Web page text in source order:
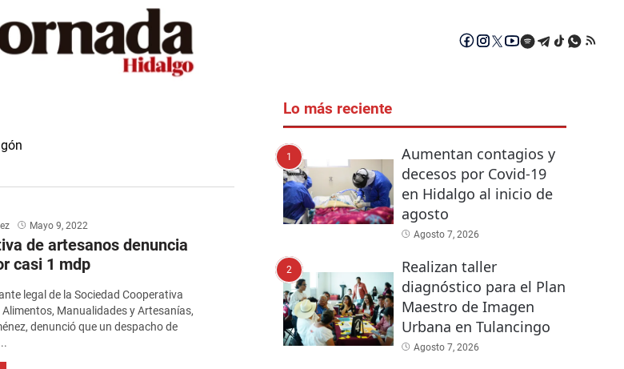
Mayo 9, 2022
de artesanos denuncia
casi 1 mdp
legal de la Sociedad Cooperativa
Manualidades y Artesanías,
denunció que un despacho de
Lo más reciente
1
Aumentan contagios y
decesos por Covid-19
en Hidalgo al inicio de
agosto
Agosto 7, 2026
2
Realizan taller
diagnóstico para el Plan
Maestro de Imagen
Urbana en Tulancingo
Agosto 7, 2026